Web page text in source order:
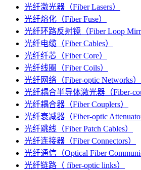
光纤激光器（Fiber Lasers）
光纤熔化（Fiber Fuse）
光纤环路反射镜（Fiber Loop
光纤电缆（Fiber Cables）
光纤纤芯（Fiber Core）
光纤线圈（Fiber Coils）
光纤网络（Fiber-optic Networks）
光纤耦合半导体激光器（Fiber-
光纤耦合器（Fiber Couplers）
光纤衰减器（Fiber-optic
光纤跳线（Fiber Patch Cables）
光纤连接器（Fiber Connectors）
光纤通信（Optical Fiber
光纤链路（ fiber-optic links）